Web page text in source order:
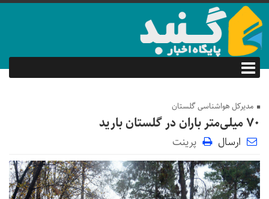
مدیرکل هواشناسی گلستان
۷۰ میلی‌متر باران در گلستان بارید
ارسال پرینت